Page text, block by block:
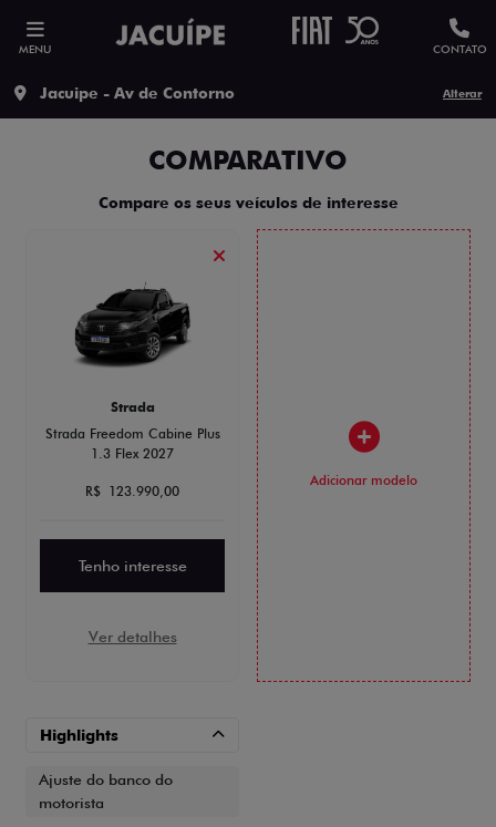
MENU CONTATO
Jacuipe - Av de Contorno Alterar
COMPARATIVO
Compare os seus veículos de interesse
Strada
Strada Freedom Cabine Plus
1.3 Flex 2027
R$ 123.990,00
Tenho interesse
Ver detalhes
Adicionar modelo
Highlights
Ajuste do banco do
motorista